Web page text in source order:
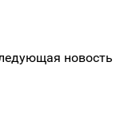
новость